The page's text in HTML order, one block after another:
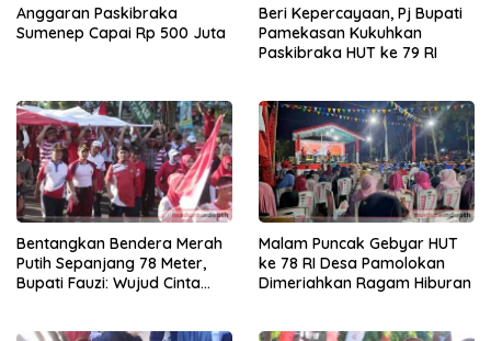
Anggaran Paskibraka
Sumenep Capai Rp 500 Juta
Beri Kepercayaan, Pj Bupati
Pamekasan Kukuhkan
Paskibraka HUT ke 79 RI
Bentangkan Bendera Merah
Putih Sepanjang 78 Meter,
Bupati Fauzi: Wujud Cinta
Malam Puncak Gebyar HUT
ke 78 RI Desa Pamolokan
Dimeriahkan Ragam Hiburan